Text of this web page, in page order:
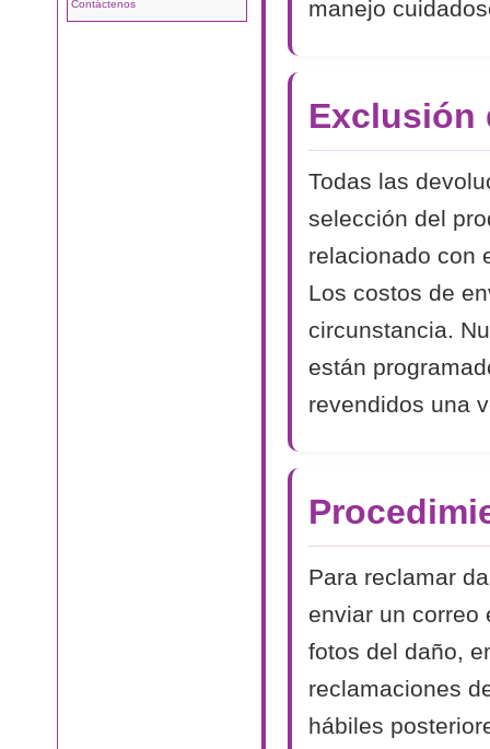
Contáctenos
manejo
Exclusión
Todas las
selección del
relacionado con
Los costos de
circunstancia.
están
revendidos una
Para reclamar
enviar un
fotos del daño,
reclamaciones
hábiles